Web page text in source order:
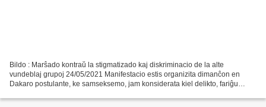
Bildo : Marŝado kontraŭ la stigmatizado kaj diskriminacio de la alte
vundeblaj grupoj 24/05/2021 Manifestacio estis organizita dimanĉon en
Dakaro postulante, ke samseksemo, jam konsiderata kiel delikto, fariĝu